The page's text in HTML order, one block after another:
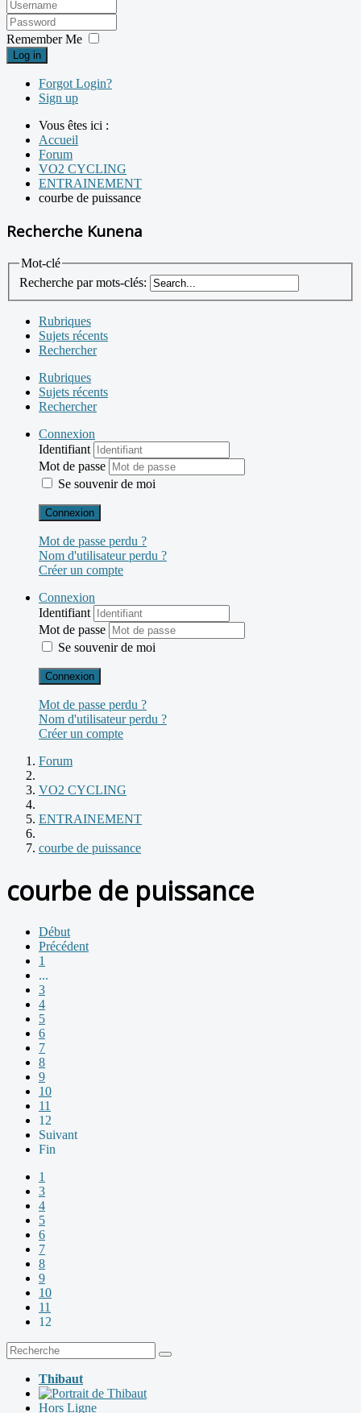
Remember Me
Log in
Forgot Login?
Sign up
Vous êtes ici :
Accueil
Forum
VO2 CYCLING
ENTRAINEMENT
courbe de puissance
Recherche Kunena
Mot-clé
Recherche par mots-clés:
Rubriques
Sujets récents
Rechercher
Rubriques
Sujets récents
Rechercher
Connexion
Identifiant
Mot de passe
Se souvenir de moi
Connexion
Mot de passe perdu ?
Nom d'utilisateur perdu ?
Créer un compte
Connexion
Identifiant
Mot de passe
Se souvenir de moi
Connexion
Mot de passe perdu ?
Nom d'utilisateur perdu ?
Créer un compte
Forum
VO2 CYCLING
ENTRAINEMENT
courbe de puissance
courbe de puissance
Début
Précédent
1
...
3
4
5
6
7
8
9
10
11
12
Suivant
Fin
1
3
4
5
6
7
8
9
10
11
12
Thibaut
Hors Ligne